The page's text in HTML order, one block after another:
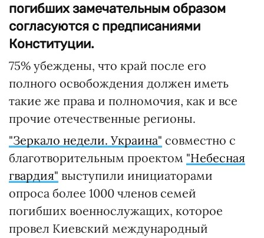
погибших замечательным образом
согласуются с предписаниями
Конституции.
75% убеждены, что край после его
полного освобождения должен иметь
такие же права и полномочия, как и все
прочие отечественные регионы.
"Зеркало недели. Украина" совместно с
благотворительным проектом "Небесная
гвардия" выступили инициаторами
опроса более 1000 членов семей
погибших военнослужащих, которое
провел Киевский международный